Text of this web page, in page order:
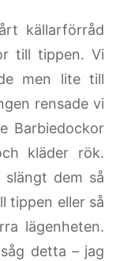
källarförråd
till tippen. Vi
men lite till
rensade vi
Barbiedockor
kläder rök.
dem så
tippen eller så
lägenheten.
detta – jag